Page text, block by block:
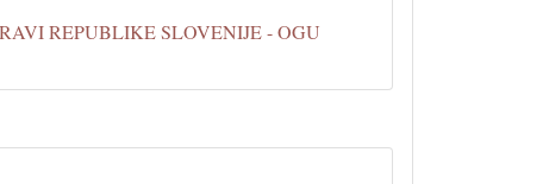
REPUBLIKE SLOVENIJE - OGU